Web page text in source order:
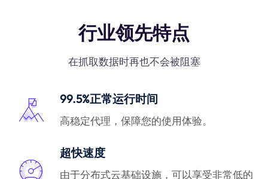
行业领先特点
在抓取数据时再也不会被阻塞
99.5%正常运行时间
高稳定代理，保障您的使用体验。
超快速度
由于分布式云基础设施，可以享受非常低的